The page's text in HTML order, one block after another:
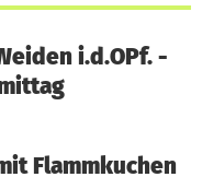
i.d.OPf. -
Flammkuchen